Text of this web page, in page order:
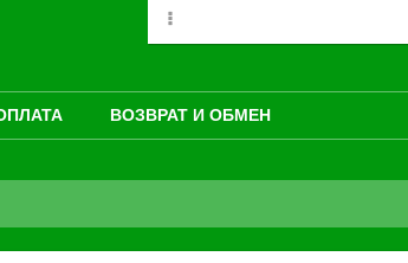
ВОЗВРАТ И ОБМЕН